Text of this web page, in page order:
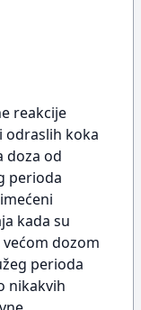
reakcije
odraslih koka
doza od
perioda
kada su
dozom
perioda
nikakvih